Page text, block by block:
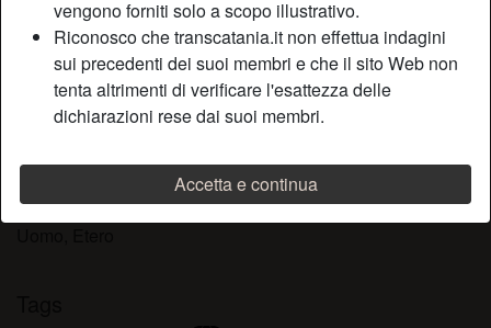
vengono forniti solo a scopo illustrativo.
Riconosco che transcatania.it non effettua indagini
sui precedenti dei suoi membri e che il sito Web non
tenta altrimenti di verificare l'esattezza delle
dichiarazioni rese dai suoi membri.
Accetta e continua
person_pin Descrizione
A volte poi il sesso tradizionale è monotono e grigio. Se
hai voglia di rompere il letto con le nostre acrobazie, io non
mi opporrò di certo! Ci sarà un sacco di tempo per
Sta cercando